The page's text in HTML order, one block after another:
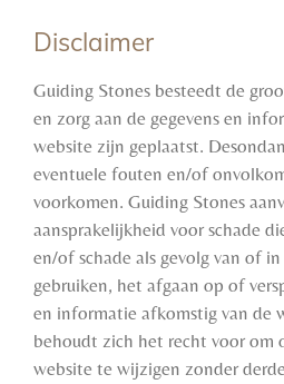
Disclaimer
Guiding Stones besteedt de
en zorg aan de gegevens en
website zijn geplaatst.
eventuele fouten en/of
voorkomen. Guiding Stones
aansprakelijkheid voor schade
en/of schade als gevolg van of
gebruiken, het afgaan op of
en informatie afkomstig van de
behoudt zich het recht voor om
website te wijzigen zonder